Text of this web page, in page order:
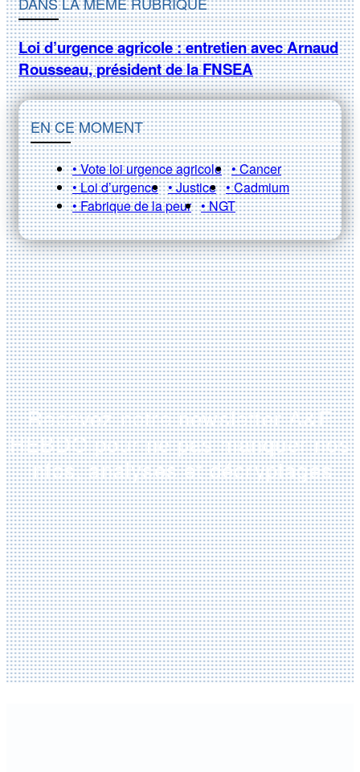
Loi d’urgence agricole : entretien avec Arnaud
Rousseau, président de la FNSEA
EN CE MOMENT
• Vote loi urgence agricole • Cancer
• Loi d’urgence • Justice • Cadmium
• Fabrique de la peur • NGT
Recevez notre newsletter A&E
HEBDO pour ne pas manquer nos
infos, analyses et décryptages